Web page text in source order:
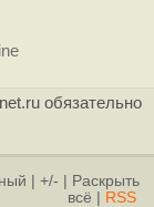
обязательно
+/-
Раскрыть
всё
RSS